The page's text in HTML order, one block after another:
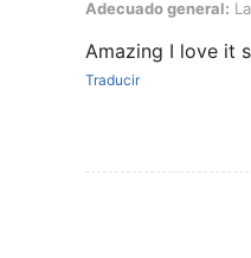
Adecuado general: La
Adecuado general:
Amazing I love it
Traducir